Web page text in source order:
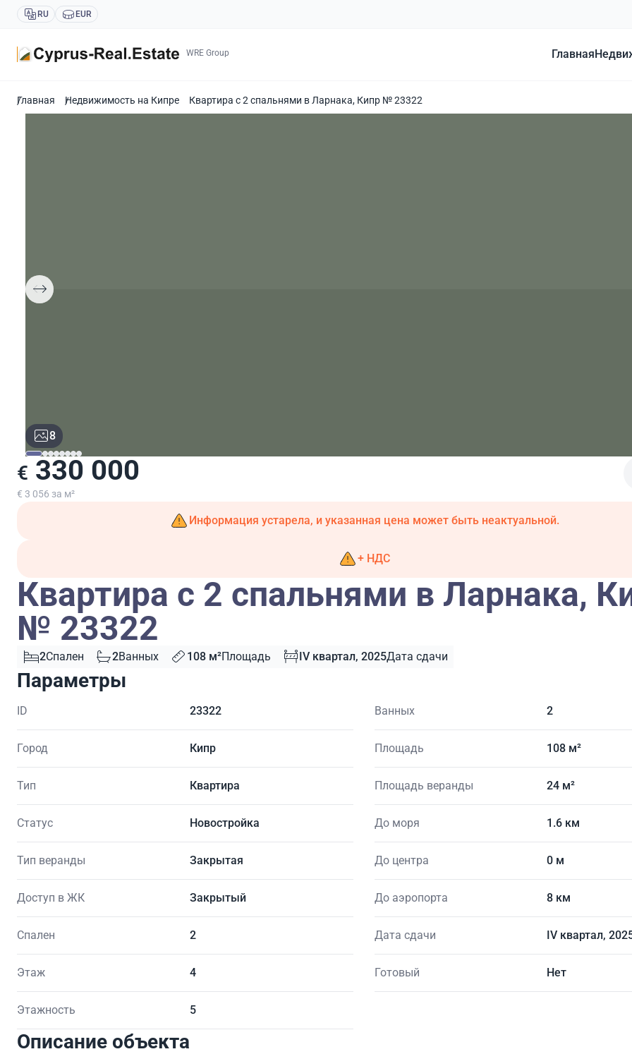
RU EUR
WRE Group Главная
Главная Недвижимость на Кипре Квартира с 2 спальнями в Ларнака, Кипр № 23322
8
€ 330 000
€ 3 056 за м²
Информация устарела, и указанная цена может быть неактуальной.
+ НДС
Квартира с 2 спальнями в Ларнака,
№ 23322
2Спален 2Ванных 108 м²Площадь IV квартал, 2025Дата сдачи
Параметры
ID 23322
Город Кипр
Тип Квартира
Статус Новостройка
Тип веранды Закрытая
Доступ в ЖК Закрытый
Спален 2
Этаж 4
Этажность 5
Ванных 2
Площадь 108 м²
Площадь веранды 24 м²
До моря 1.6 км
До центра 0 м
До аэропорта 8 км
Дата сдачи IV квартал,
Готовый Нет
Описание объекта